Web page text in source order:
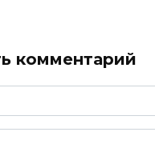
комментарий